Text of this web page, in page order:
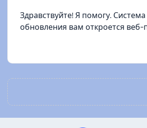
Здравствуйте! Я помогу.
обновления вам откроется